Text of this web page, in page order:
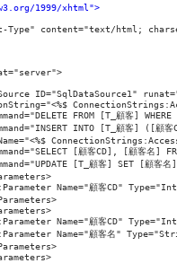
1999/xhtml">
Type" content="text/html;
ID="SqlDataSource1"
FROM [T_顧客] WHERE
INTO [T_顧客] ([顧
[顧客CD], [顧客名]
[T_顧客] SET [顧客名
Name="顧客CD"
Name="顧客CD"
Name="顧客名"